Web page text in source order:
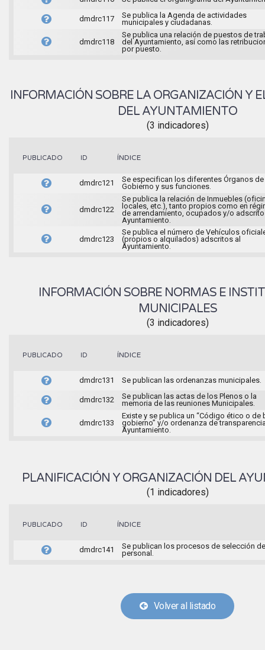
dmdrc117
Se publica la Agenda de actividades
municipales y ciudadanas.
dmdrc118
Se publica una relación de puestos de
del Ayuntamiento, así como las
por puesto.
INFORMACIÓN SOBRE LA ORGANIZACIÓN Y
DEL AYUNTAMIENTO
(3 indicadores)
PUBLICADO ID ÍNDICE
dmdrc121
Se especifican los diferentes Órganos de
Gobierno y sus funciones.
dmdrc122
Se publica la relación de Inmuebles
locales, etc.), tanto propios como en
de arrendamiento, ocupados y/o
Ayuntamiento.
dmdrc123
Se publica el número de Vehículos
(propios o alquilados) adscritos al
Ayuntamiento.
INFORMACIÓN SOBRE NORMAS E
MUNICIPALES
(3 indicadores)
PUBLICADO ID ÍNDICE
dmdrc131 Se publican las ordenanzas municipales.
dmdrc132
Se publican las actas de los Plenos o la
memoria de las reuniones Municipales.
dmdrc133
Existe y se publica un “Código ético o de
gobierno” y/o ordenanza de
Ayuntamiento.
PLANIFICACIÓN Y ORGANIZACIÓN DEL
(1 indicadores)
PUBLICADO ID ÍNDICE
dmdrc141
Se publican los procesos de selección de
personal.
Volver al listado